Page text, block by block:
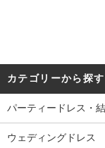
カテゴリーから探す
パーティードレス・
ウェディングドレス